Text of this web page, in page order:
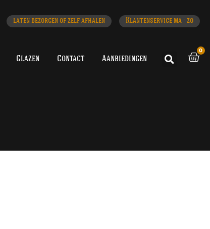
laten bezorgen of zelf afhalen Klantenservice ma - zo
Glazen Contact Aanbiedingen
0